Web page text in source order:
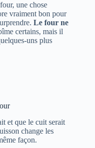
une chose
vraiment bon pour
Le four ne
certains, mais il
uns plus
et que le cuit serait
change les
façon.